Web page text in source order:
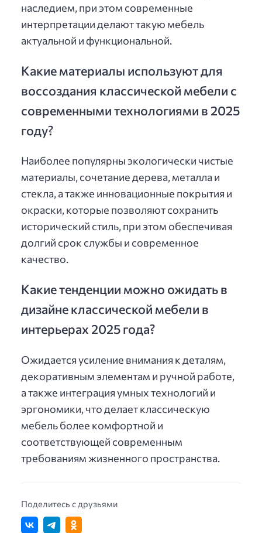
наследием, при этом современные
интерпретации делают такую мебель
актуальной и функциональной.
Какие материалы используют для
воссоздания классической мебели с
современными технологиями в 2025
году?
Наиболее популярны экологически чистые
материалы, сочетание дерева, металла и
стекла, а также инновационные покрытия и
окраски, которые позволяют сохранить
исторический стиль, при этом обеспечивая
долгий срок службы и современное
качество.
Какие тенденции можно ожидать в
дизайне классической мебели в
интерьерах 2025 года?
Ожидается усиление внимания к деталям,
декоративным элементам и ручной работе,
а также интеграция умных технологий и
эргономики, что делает классическую
мебель более комфортной и
соответствующей современным
требованиям жизненного пространства.
Поделитесь с друзьями